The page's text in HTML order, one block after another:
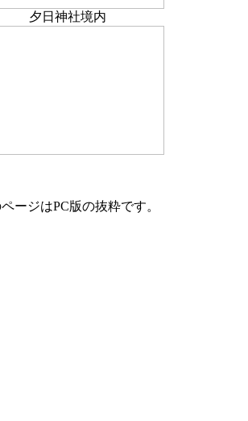
夕日神社境内
ージはPC版の抜粋です。